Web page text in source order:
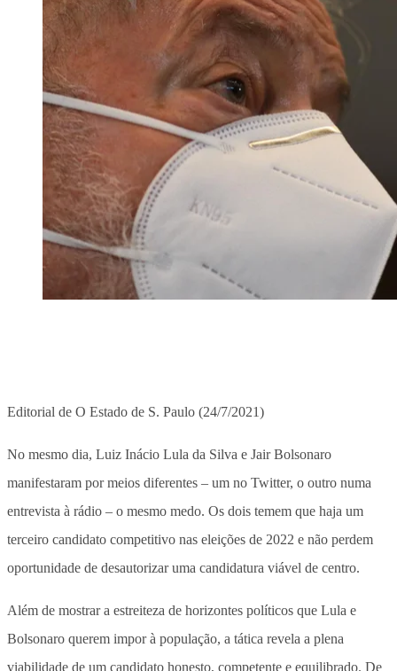
Editorial de O Estado de S. Paulo (24/7/2021)
No mesmo dia, Luiz Inácio Lula da Silva e Jair Bolsonaro
manifestaram por meios diferentes – um no Twitter, o outro numa
entrevista à rádio – o mesmo medo. Os dois temem que haja um
terceiro candidato competitivo nas eleições de 2022 e não perdem
oportunidade de desautorizar uma candidatura viável de centro.
Além de mostrar a estreiteza de horizontes políticos que Lula e
Bolsonaro querem impor à população, a tática revela a plena
viabilidade de um candidato honesto, competente e equilibrado. De